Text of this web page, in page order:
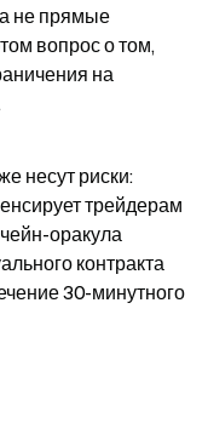
не прямые
вопрос о том,
на
несут риски:
трейдерам
оракула
контракта
30-минутного